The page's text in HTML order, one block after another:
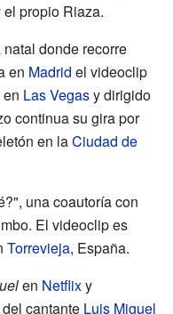
propio Riaza.
natal donde recorre
en Madrid el videoclip
Las Vegasy dirigido
continua su gira por
en laCiudad de
una coautoría con
El videoclip es
Torrevieja, España.
en Netflixy
cantante Luis Miguel